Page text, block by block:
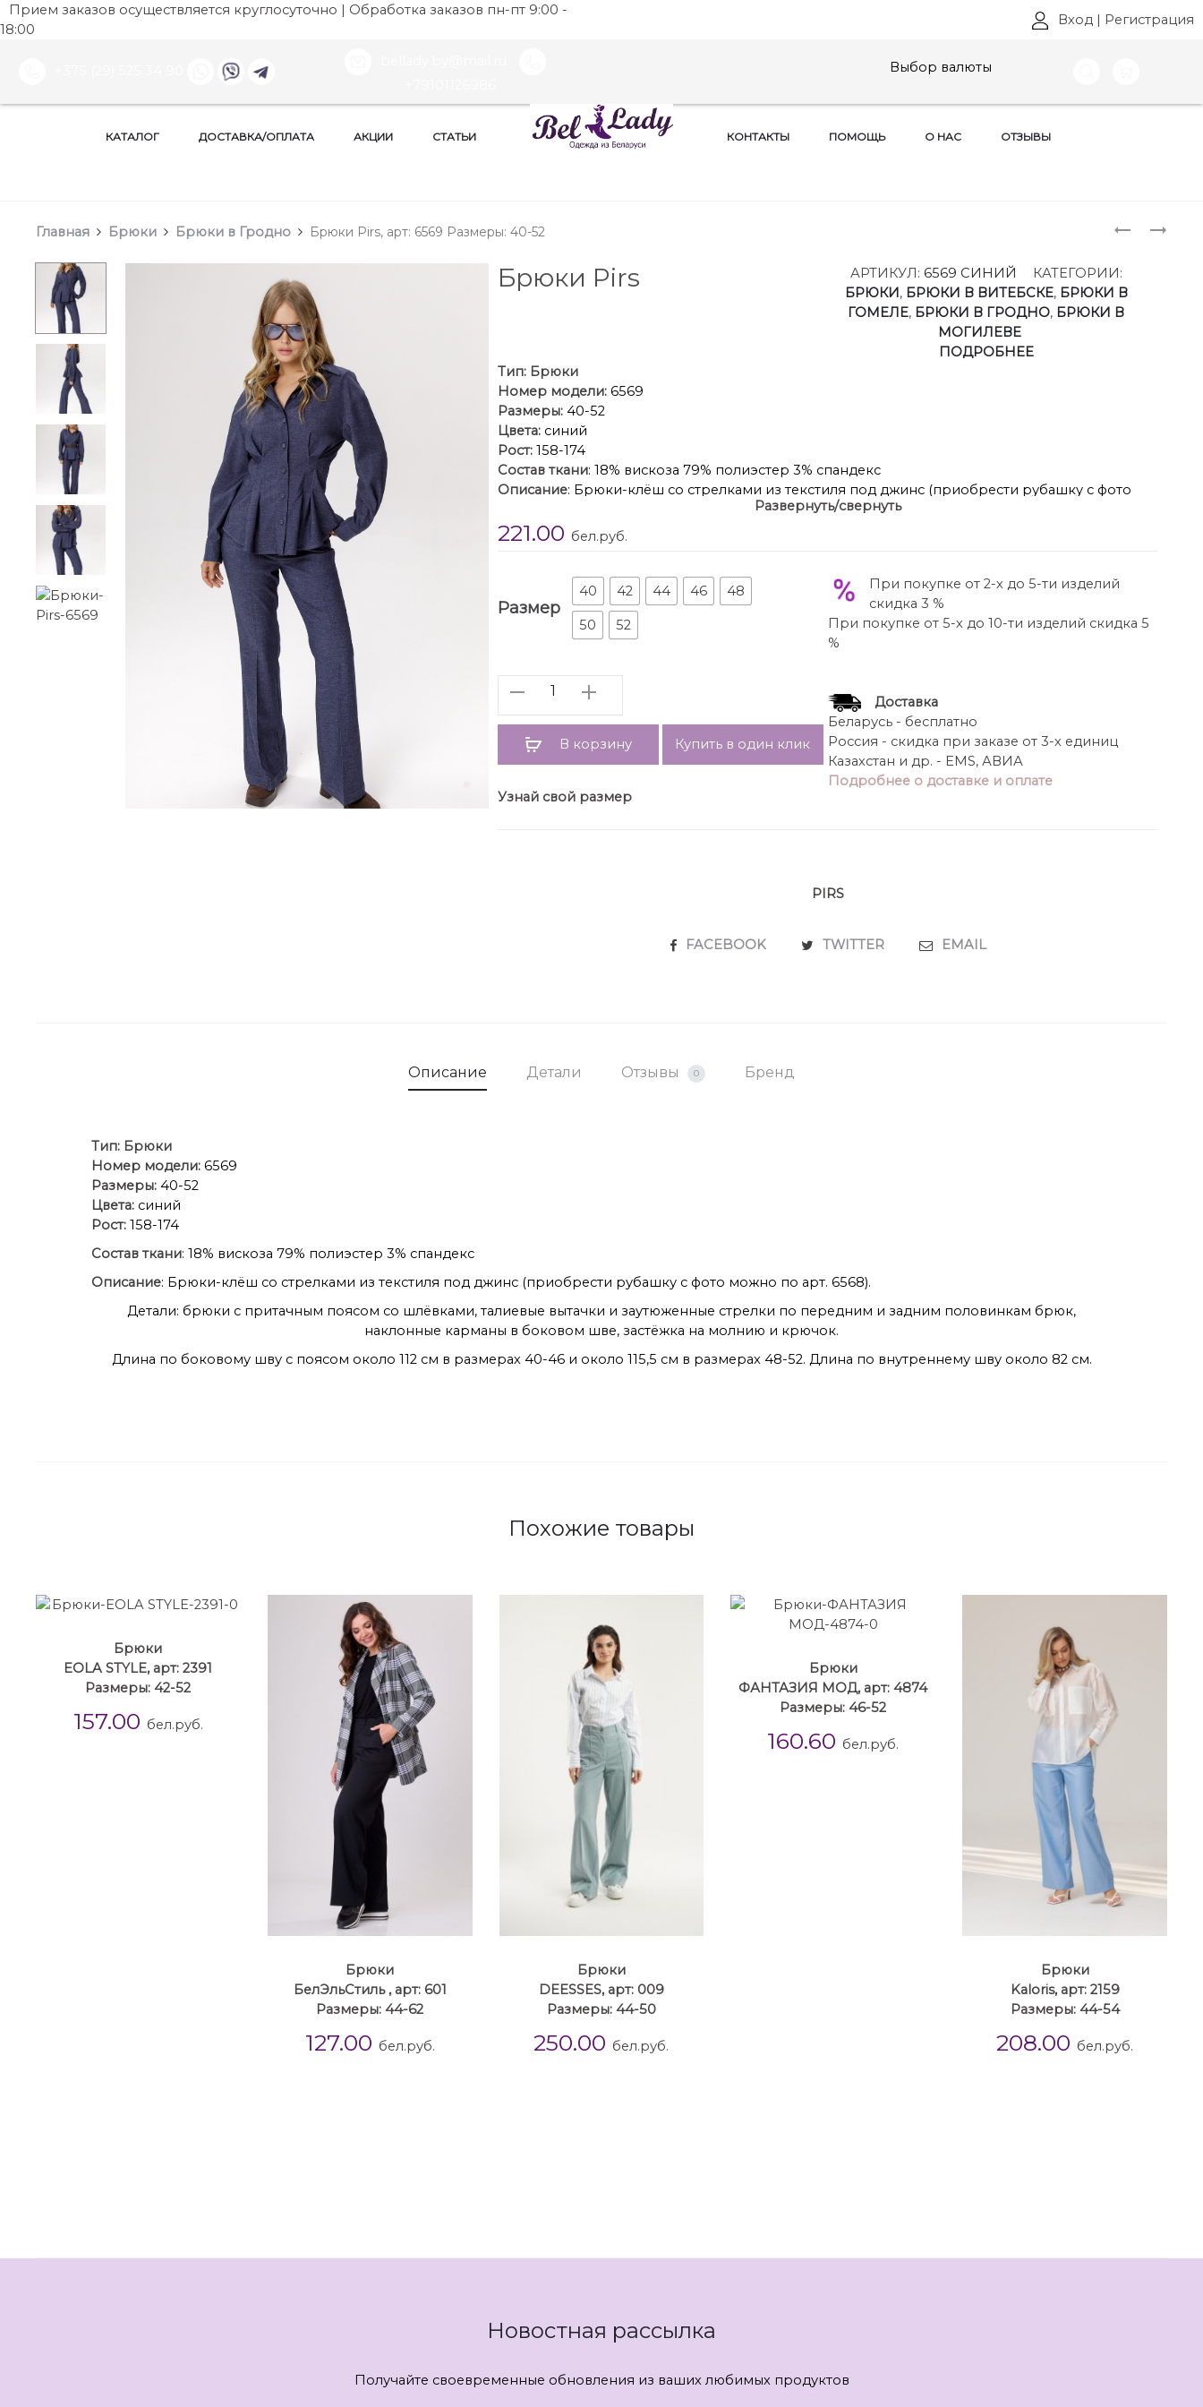
Прием заказов осуществляется круглосуточно | Обработка заказов пн-пт 9:00 -
18:00
Вход | Регистрация
Выбор валюты
КАТАЛОГ ДОСТАВКА/ОПЛАТА АКЦИИ СТАТЬИ КОНТАКТЫ ПОМОЩЬ О НАС ОТЗЫВЫ
БЛУЗКИ
Главная Брюки Брюки в Гродно Брюки Pirs, арт: 6569 Размеры: 40-52
Брюки Pirs АРТИКУЛ: 6569 СИНИЙ
КАТЕГОРИИ:
БРЮКИ, БРЮКИ В ВИТЕБСКЕ, БРЮКИ В
ГОМЕЛЕ, БРЮКИ В ГРОДНО, БРЮКИ В
МОГИЛЕВЕ
ПОДРОБНЕЕ
Тип: Брюки
Номер модели:6569
Размеры:40-52
Цвета: синий
Рост: 158-174
Состав ткани: 18% вискоза 79% полиэстер 3% спандекс
Описание: Брюки-клёш со стрелками из текстиля под джинс (приобрести рубашку с фото
Детали: брюки с притачным поясом со шлёвками, талиевые вытачки и заутюженные стрелки
по передним и задним половинкам брюк, наклонные карманы в боковом шве, застёжка на
Длина по боковому шву с поясом около 112 см в размерах 40-46 и около 115,5 см в размерах
48-52. Длина по внутреннему шву около 82 см.
Развернуть/свернуть
221.00 бел.руб.
Размер
40 42 44 46 48
50 52
Количество
В корзину Купить в один клик
Узнай свой размер
При покупке от 2-х до 5-ти изделий
скидка 3 %
При покупке от 5-х до 10-ти изделий скидка 5
%
Доставка
Беларусь - бесплатно
Россия - скидка при заказе от 3-х единиц
Казахстан и др. - EMS, АВИА
Подробнее о доставке и оплате
PIRS
SHARE
FACEBOOK TWITTER EMAIL
Описание Детали Отзывы 0 Бренд
Тип: Брюки
Номер модели: 6569
Размеры: 40-52
Цвета: синий
Рост: 158-174
Состав ткани: 18% вискоза 79% полиэстер 3% спандекс
Описание: Брюки-клёш со стрелками из текстиля под джинс (приобрести рубашку с фото можно по арт. 6568).
Детали: брюки с притачным поясом со шлёвками, талиевые вытачки и заутюженные стрелки по передним и задним половинкам брюк,
наклонные карманы в боковом шве, застёжка на молнию и крючок.
Длина по боковому шву с поясом около 112 см в размерах 40-46 и около 115,5 см в размерах 48-52. Длина по внутреннему шву около 82 см.
Похожие товары
Брюки
EOLA STYLE, арт: 2391
Размеры: 42-52
157.00 бел.руб.
Брюки
БелЭльСтиль , арт: 601
Размеры: 44-62
127.00 бел.руб.
Брюки
DEESSES, арт: 009
Размеры: 44-50
250.00 бел.руб.
Брюки
ФАНТАЗИЯ МОД, арт: 4874
Размеры: 46-52
160.60 бел.руб.
Брюки
Kaloris, арт: 2159
Размеры: 44-54
208.00 бел.руб.
Новостная рассылка
Получайте своевременные обновления из ваших любимых продуктов